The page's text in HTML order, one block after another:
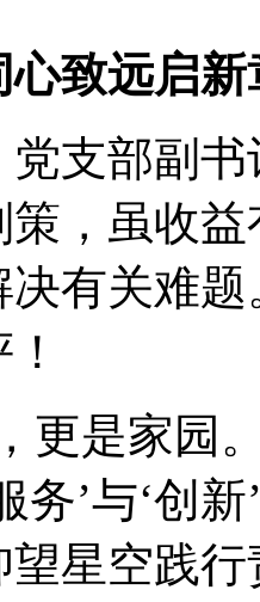
致远启新
支部副
，虽收
决有关难
更是家园
务’与‘创
星空践